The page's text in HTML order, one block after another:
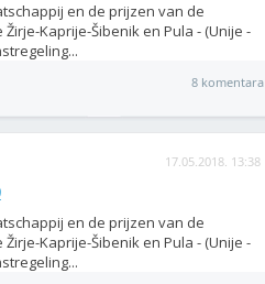
en de prijzen van de
Kaprije-Šibenik en Pula - (Unije -
8 komentara
17.05.2018. 13:38
en de prijzen van de
Kaprije-Šibenik en Pula - (Unije -